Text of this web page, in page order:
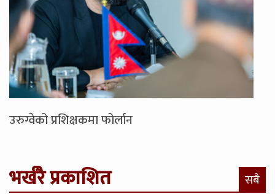
उरुग्वेको प्रशिक्षकमा फोर्लान
भर्खरै प्रकाशित सबै